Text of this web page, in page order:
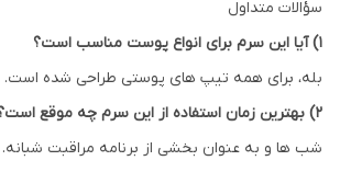
سؤالات متداول
1) آیا این سرم برای انواع پوست مناسب است؟
بله، برای همه تیپ های پوستی طراحی شده است.
2) بهترین زمان استفاده از این سرم چه موقع است؟
شب ها و به عنوان بخشی از برنامه مراقبت شبانه.